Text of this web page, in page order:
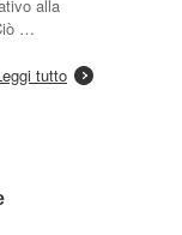
alla
…
tutto